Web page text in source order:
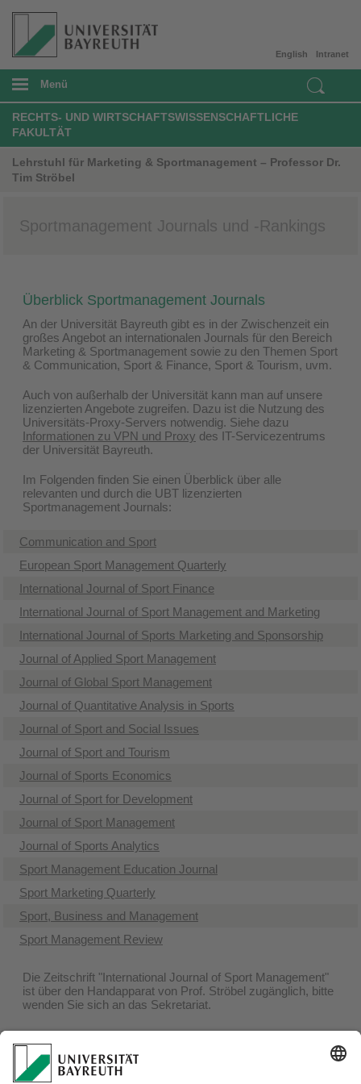
Intranet
English
Menü
RECHTS- UND WIRTSCHAFTSWISSENSCHAFTLICHE
FAKULTÄT
Lehrstuhl für Marketing & Sportmanagement – Professor Dr.
Tim Ströbel
Sportmanagement Journals und -Rankings
Überblick Sportmanagement Journals
An der Universität Bayreuth gibt es in der Zwischenzeit ein
großes Angebot an internationalen Journals für den Bereich
Marketing & Sportmanagement sowie zu den Themen Sport
& Communication, Sport & Finance, Sport & Tourism, uvm.
Auch von außerhalb der Universität kann man auf unsere
lizenzierten Angebote zugreifen. Dazu ist die Nutzung des
Universitäts-Proxy-Servers notwendig. Siehe dazu
Informationen zu VPN und Proxy des IT-Servicezentrums
der Universität Bayreuth.
Im Folgenden finden Sie einen Überblick über alle
relevanten und durch die UBT lizenzierten
Sportmanagement Journals:
Communication and Sport
European Sport Management Quarterly
International Journal of Sport Finance
International Journal of Sport Management and Marketing
International Journal of Sports Marketing and Sponsorship
Journal of Applied Sport Management
Journal of Global Sport Management
Journal of Quantitative Analysis in Sports
Journal of Sport and Social Issues
Journal of Sport and Tourism
Journal of Sports Economics
Journal of Sport for Development
Journal of Sport Management
Journal of Sports Analytics
Sport Management Education Journal
Sport Marketing Quarterly
Sport, Business and Management
Sport Management Review
Die Zeitschrift "International Journal of Sport Management"
ist über den Handapparat von Prof. Ströbel zugänglich, bitte
wenden Sie sich an das Sekretariat.
Journal Rankings:
Im Jahr 2009 veröffentlichte der Lehrstuhl für Marketing &